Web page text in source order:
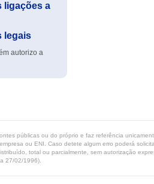
ligações a
legais
autorizo a
públicas ou do próprio e faz referência
ou ENI. Caso detete algum erro poderá
total ou parcialmente, sem autorização
27/02/1996).